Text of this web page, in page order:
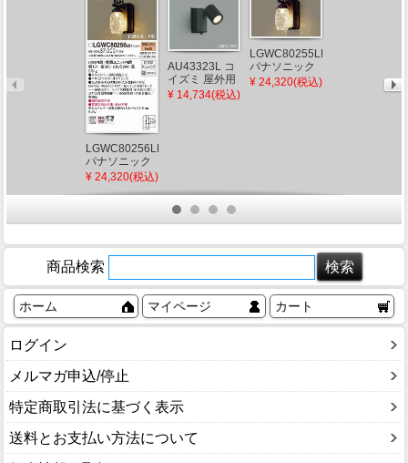
LGWC80256LE1
パナソニック
ポーチライト
付 拡散
¥ 24,320(税込)
AU43323L コ
イズミ 屋外用
スポットライ
¥ 14,734(税込)
LGWC80255LE1
パナソニック
ポーチライト
¥ 24,320(税込)
ラケットライ
¥ 7,842(税込)
商品検索
ホーム マイページ カート
ログイン
メルマガ申込/停止
特定商取引法に基づく表示
送料とお支払い方法について